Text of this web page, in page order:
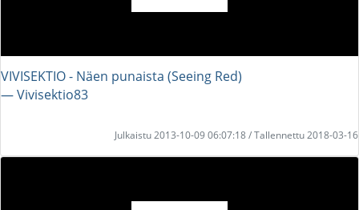
VIVISEKTIO - Näen punaista (Seeing Red)
― Vivisektio83
Julkaistu 2013-10-09 06:07:18 / Tallennettu 2018-03-16